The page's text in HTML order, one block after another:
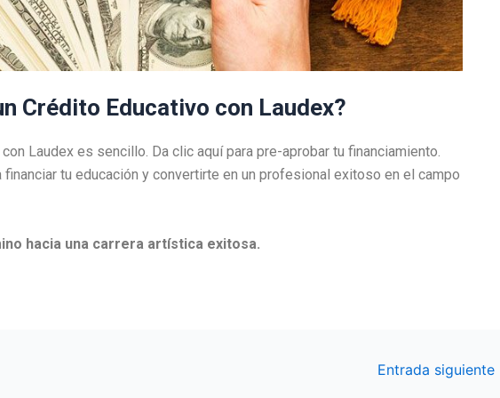
Crédito Educativo con Laudex?
Laudex es sencillo. Da clic aquí para pre-aprobar tu financiamiento.
financiar tu educación y convertirte en un profesional exitoso en el campo
hacia una carrera artística exitosa.
Entrada siguiente